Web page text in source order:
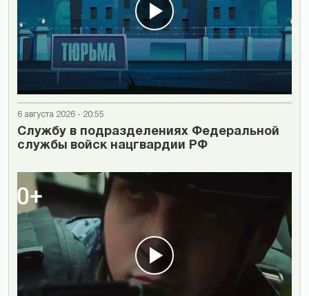
6 августа 2026 - 20:55
Cлужбу в подразделениях Федеральной
службы войск нацгвардии РФ